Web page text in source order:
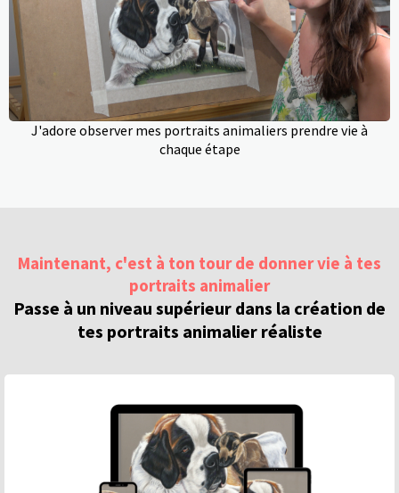
J'adore observer mes portraits animaliers prendre vie à
chaque étape
Maintenant, c'est à ton tour de donner vie à tes
portraits animalier
Passe à un niveau supérieur dans la création de
tes portraits animalier réaliste